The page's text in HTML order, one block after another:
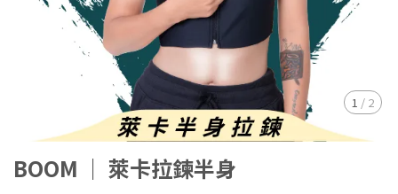
1 / 2
BOOM ｜ 萊卡拉鍊半身